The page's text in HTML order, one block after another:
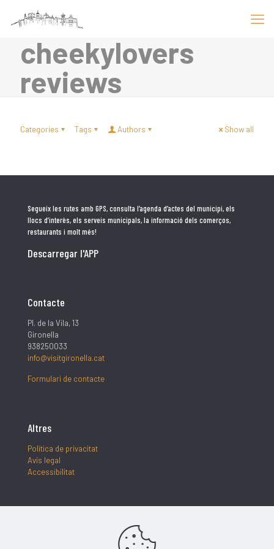
cheekylovers
reviews
Categories Tags Authors Show all
Segueix les rutes amb GPS, consulta l’agenda d’actes del municipi, els
llocs d’interès, els serveis municipals, la informació dels comerços,
restaurants i molt més!
Descarregar l'APP
Contacte
Pl. de la Vila, 13
Gironella
938250033
info@visitgironella.cat
Formulari de contacte
Altres
Política de privacitat
Avís legal
Accessibilitat
Segueix-nos